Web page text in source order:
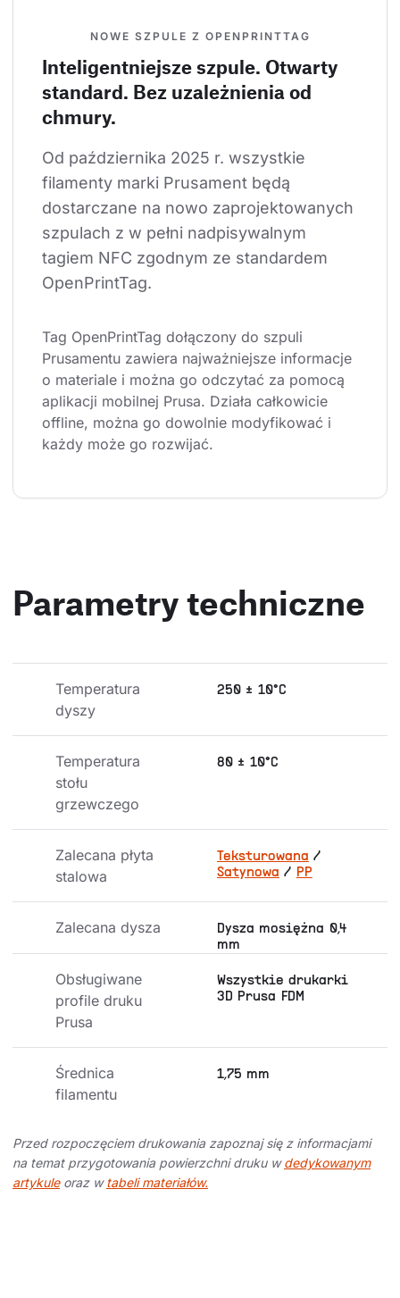
NOWE SZPULE Z OPENPRINTTAG
Inteligentniejsze szpule. Otwarty
standard. Bez uzależnienia od
chmury.
Od października 2025 r. wszystkie
filamenty marki Prusament będą
dostarczane na nowo zaprojektowanych
szpulach z w pełni nadpisywalnym
tagiem NFC zgodnym ze standardem
OpenPrintTag.
Tag OpenPrintTag dołączony do szpuli
Prusamentu zawiera najważniejsze informacje
o materiale i można go odczytać za pomocą
aplikacji mobilnej Prusa. Działa całkowicie
offline, można go dowolnie modyfikować i
każdy może go rozwijać.
Parametry techniczne
Temperatura
dyszy
250 ± 10°C
Temperatura
stołu
grzewczego
80 ± 10°C
Zalecana płyta
stalowa
Teksturowana /
Satynowa / PP
Zalecana dysza
Dysza mosiężna 0,4
mm
Obsługiwane
profile druku
Prusa
Wszystkie drukarki
3D Prusa FDM
Średnica
filamentu
1,75 mm
Przed rozpoczęciem drukowania zapoznaj się z informacjami
na temat przygotowania powierzchni druku wdedykowanym
artykuleoraz wtabeli materiałów.